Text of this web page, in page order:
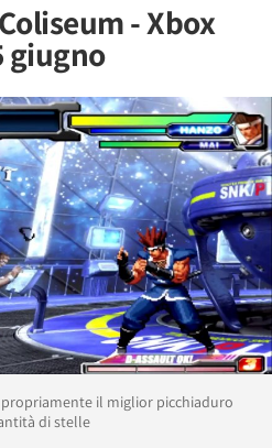
- Xbox
giugno
il miglior picchiaduro
di stelle